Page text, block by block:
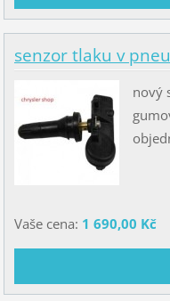
senzor tlaku v
nový
Vaše cena: 1 690,00 Kč